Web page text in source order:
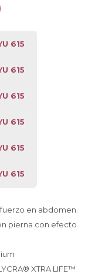
615
615
615
615
615
615
en abdomen.
pierna con efecto
XTRA LIFE™